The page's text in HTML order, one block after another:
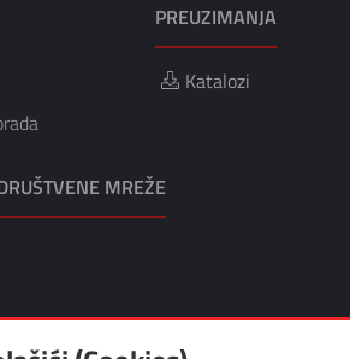
PREUZIMANJA
Katalozi
MREŽE
I USLUGE, VL. TOMISLAV KRUŠEC